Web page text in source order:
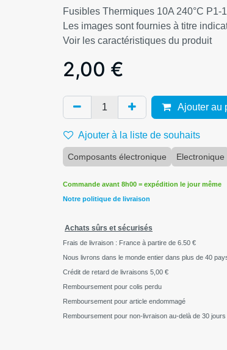
Fusibles Thermiques 10A 240°C P1-
Les images sont fournies à titre
Voir les caractéristiques du produit
2,00 €
Ajouter au
Ajouter à la liste de souhaits
Composants électronique Electronique
Commande avant 8h00 = expédition le jour même
Notre politique de livraison
Achats sûrs et sécurisés
Frais de livraison : France à partire de 6.50 €
Nous livrons dans le monde entier dans plus de 40
Crédit de retard de livraisons 5,00 €
Remboursement pour colis perdu
Remboursement pour article endommagé
Remboursement pour non-livraison au-delà de 30 jours